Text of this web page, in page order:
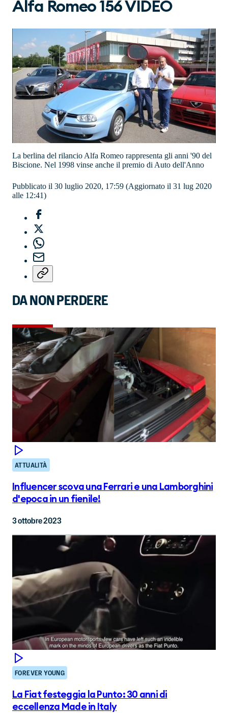
Alfa Romeo 156 VIDEO
La berlina del rilancio Alfa Romeo rappresenta gli anni '90 del
Biscione. Nel 1998 vinse anche il premio di Auto dell'Anno
Pubblicato il 30 luglio 2020, 17:59 (Aggiornato il 31 lug 2020
alle 12:41)
DA NON PERDERE
ATTUALITÀ
Influencer scova una Ferrari e una Lamborghini
d'epoca in un fienile!
3 ottobre 2023
FOREVER YOUNG
La Fiat festeggia la Punto: 30 anni di
eccellenza Made in Italy